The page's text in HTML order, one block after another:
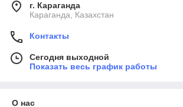
г. Караганда
Караганда, Казахстан
Контакты
Сегодня выходной
Показать весь график работы
О нас